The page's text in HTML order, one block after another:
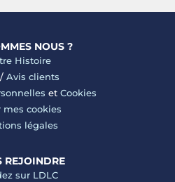
NOUS ?
Histoire
Avis clients
et Cookies
mes cookies
légales
REJOINDRE
sur LDLC